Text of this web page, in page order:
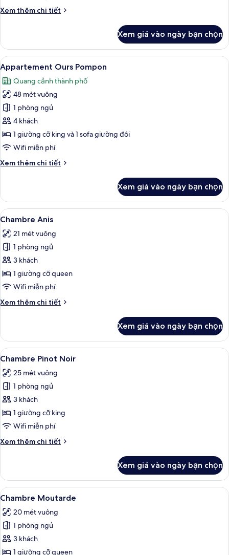
Xem thêm chi tiết
Chi
Chambre
Pèche
de
Vigne
Xem giá vào ngày bạn chọn
Xem
tất
cả
ảnh
Appartement
Ours
Pompon
Appartement Ours Pompon |
5
Appartement Ours Pompon
Quang cảnh thành phố
48 mét vuông
1 phòng ngủ
4 khách
1 giường cỡ king và 1 sofa giường đôi
Wifi miễn phí
Xem thêm chi tiết
Chi
Appartement
Ours
Pompon
Xem giá vào ngày bạn chọn
Xem
tất
cả
ảnh
Chambre
Anis
Chambre Anis | Két bảo mật tại
4
Chambre Anis
21 mét vuông
1 phòng ngủ
3 khách
1 giường cỡ queen
Wifi miễn phí
Xem thêm chi tiết
Chi
Chambre
Anis
Xem giá vào ngày bạn chọn
Xem
tất
cả
ảnh
Chambre
Pinot
Noir
Chambre Pinot Noir | Két bảo mật
4
Chambre Pinot Noir
25 mét vuông
1 phòng ngủ
3 khách
1 giường cỡ king
Wifi miễn phí
Xem thêm chi tiết
Chi
Chambre
Pinot
Noir
Xem giá vào ngày bạn chọn
Xem
tất
cả
ảnh
Chambre
Moutarde
Chambre Moutarde | Két bảo mật
3
Chambre Moutarde
20 mét vuông
1 phòng ngủ
3 khách
1 giường cỡ queen